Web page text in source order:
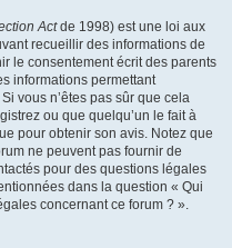
Actde 1998) est une loi aux
recueillir des informations de
le consentement écrit des parents
informations permettant
vous n’êtes pas sûr que cela
ou que quelqu’un le fait à
pour obtenir son avis. Notez que
ne peuvent pas fournir de
pour des questions légales
dans la question « Qui
concernant ce forum ? ».